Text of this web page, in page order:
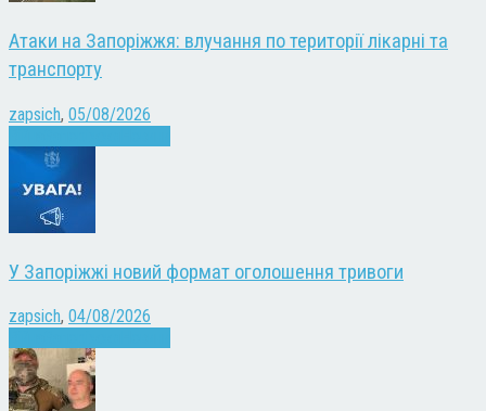
Атаки на Запоріжжя: влучання по території лікарні та
транспорту
zapsich, 05/08/2026
У Запоріжжі новий формат оголошення тривоги
zapsich, 04/08/2026